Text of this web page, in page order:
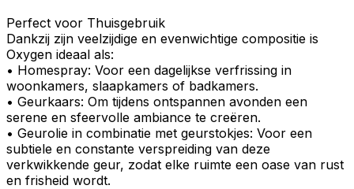
Perfect voor Thuisgebruik
Dankzij zijn veelzijdige en evenwichtige compositie is
Oxygen ideaal als:
• Homespray: Voor een dagelijkse verfrissing in
woonkamers, slaapkamers of badkamers.
• Geurkaars: Om tijdens ontspannen avonden een
serene en sfeervolle ambiance te creëren.
• Geurolie in combinatie met geurstokjes: Voor een
subtiele en constante verspreiding van deze
verkwikkende geur, zodat elke ruimte een oase van rust
en frisheid wordt.